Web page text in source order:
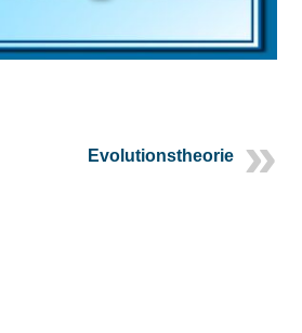
Evolutionstheorie